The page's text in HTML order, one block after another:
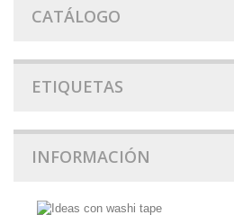
CATÁLOGO
ETIQUETAS
INFORMACIÓN